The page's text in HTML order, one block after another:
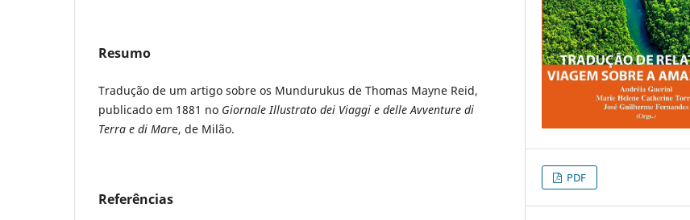
Resumo
Tradução de um artigo sobre os Mundurukus de Thomas Mayne Reid,
publicado em 1881 no Giornale Illustrato dei Viaggi e delle Avventure di
Terra e di Mare, de Milão.
Referências
PDF